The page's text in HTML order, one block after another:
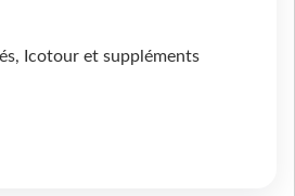
Icotour et suppléments